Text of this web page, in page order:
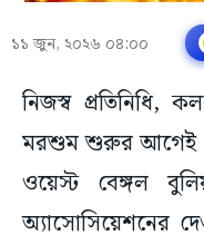
১১ জুন, ২০২৬ ০৪:০০
নিজস্ব প্রতিনিধি,
মরশুম শুরুর আগেই
ওয়েস্ট বেঙ্গল
অ্যাসোসিয়েশনের